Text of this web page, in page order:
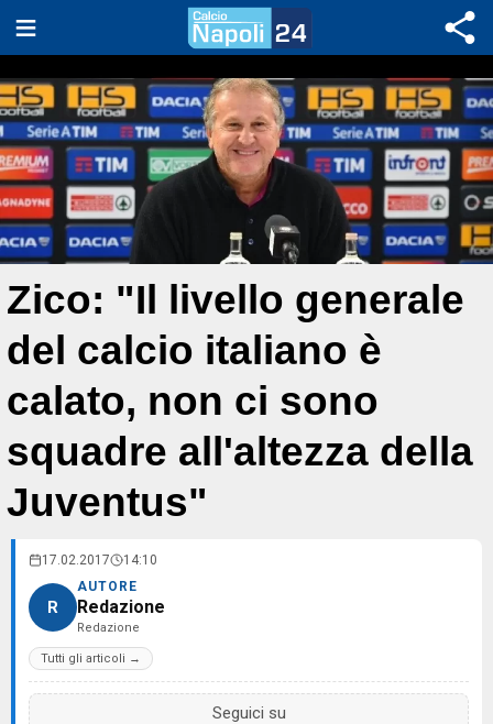
Zico: "Il livello generale
del calcio italiano è
calato, non ci sono
squadre all'altezza della
Juventus"
17.02.2017 14:10
R
AUTORE
Redazione
Redazione
Tutti gli articoli →
Seguici su